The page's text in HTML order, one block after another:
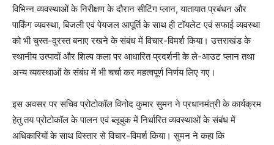
विभिन्न व्यवस्थाओं के निरीक्षण के दौरान सीटिंग प्लान, यातायात प्रबंधन और
पार्किंग व्यवस्था, बिजली एवं पेयजल आपूर्ति के साथ ही टॉयलेट एवं सफाई व्यवस्था
को भी चुस्त-दुरस्त बनाए रखने के संबंध में विचार-विमर्श किया। उत्तराखंड के
स्थानीय उत्पादों और शिल्प कला पर आधारित प्रदर्शनी के ले-आउट प्लान तथा
अन्य व्यवस्थाओं के संबंध में भी चर्चा कर महत्वपूर्ण निर्णय लिए गए।
इस अवसर पर सचिव प्रोटोकॉल विनोद कुमार सुमन ने प्रधानमंत्री के कार्यक्रम
हेतु तय प्रोटोकॉल के पालन एवं ब्लूबुक में निर्धारित व्यवस्थाओं के संबंध में
अधिकारियों के साथ विस्तार से विचार-विमर्श किया। सुमन ने कहा कि